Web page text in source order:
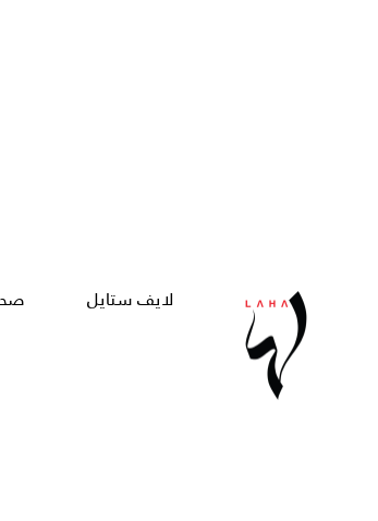
لايف ستايل